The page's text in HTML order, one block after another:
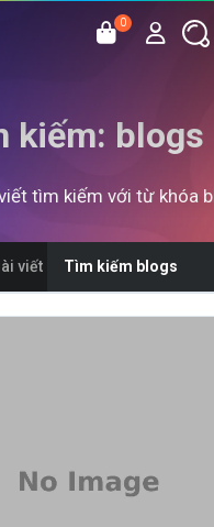
0
kiếm: blogs
tìm kiếm với từ khóa
viết Tìm kiếm blogs